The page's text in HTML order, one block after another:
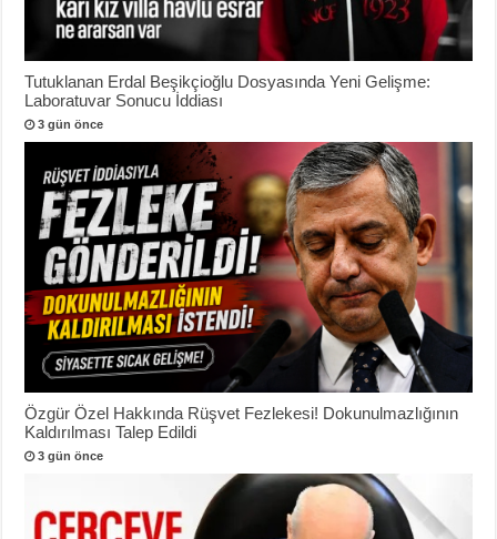
Tutuklanan Erdal Beşikçioğlu Dosyasında Yeni Gelişme:
Laboratuvar Sonucu İddiası
3 gün önce
Özgür Özel Hakkında Rüşvet Fezlekesi! Dokunulmazlığının
Kaldırılması Talep Edildi
3 gün önce